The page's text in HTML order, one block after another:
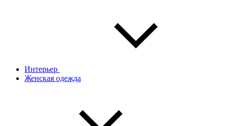
Интерьер
Женская одежда